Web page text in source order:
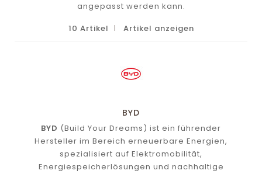
angepasst werden kann.
10 Artikel
Artikel anzeigen
BYD
BYD (Build Your Dreams) ist ein führender
Hersteller im Bereich erneuerbare Energien,
spezialisiert auf Elektromobilität,
Energiespeicherlösungen und nachhaltige